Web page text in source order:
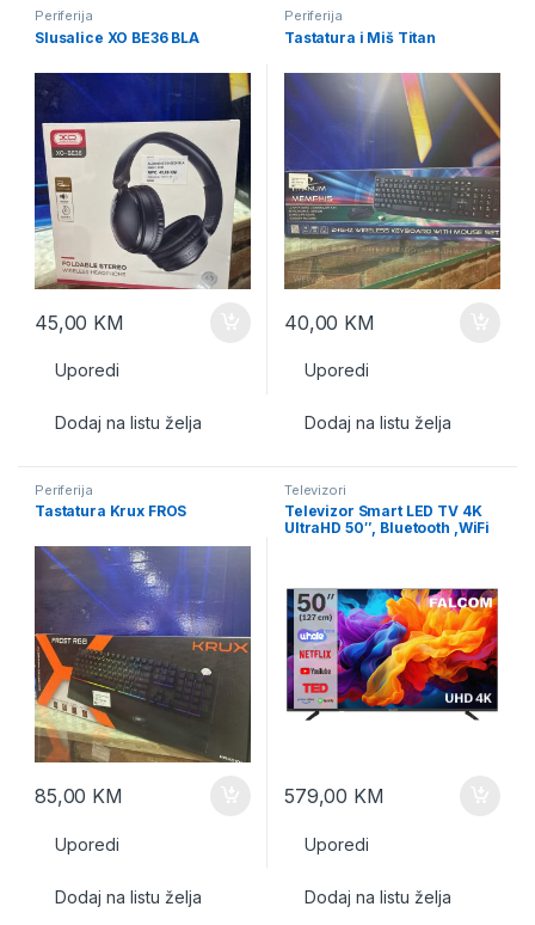
Periferija
Slusalice XO BE36 BLA
45,00 KM
Uporedi
Dodaj na listu želja
Periferija
Tastatura i Miš Titan
40,00 KM
Uporedi
Dodaj na listu želja
Periferija
Tastatura Krux FROS
85,00 KM
Uporedi
Dodaj na listu želja
Televizori
Televizor Smart LED TV 4K
UltraHD 50″, Bluetooth ,WiFi
579,00 KM
Uporedi
Dodaj na listu želja